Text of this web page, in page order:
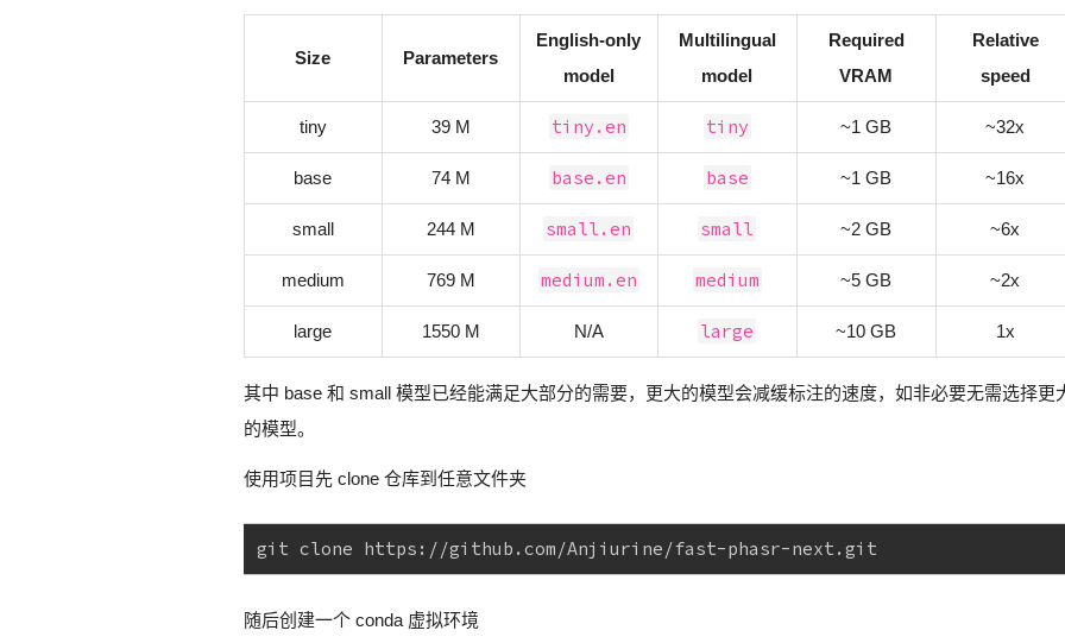
Size Parameters
English-only
model
Multilingual
model
Required
VRAM
Relative
speed
tiny 39 M tiny.en tiny ~1 GB ~32x
base 74 M base.en base ~1 GB ~16x
small 244 M small.en small ~2 GB ~6x
medium 769 M medium.en medium ~5 GB ~2x
large 1550 M N/A large ~10 GB 1x
其中 base 和 small 模型已经能满足大部分的需要，更大的模型会减缓标注的速度，如非必要无需选择更
的模型。
使用项目先 clone 仓库到任意文件夹
git clone https://github.com/Anjiurine/fast-phasr-next.git
随后创建一个 conda 虚拟环境